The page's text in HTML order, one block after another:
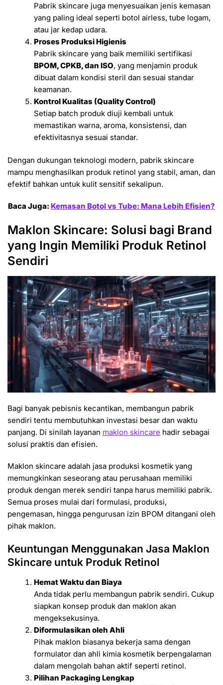
Pabrik skincare juga menyesuaikan jenis kemasan
yang paling ideal seperti botol airless, tube logam,
atau jar kedap udara.
Proses Produksi Higienis
Pabrik skincare yang baik memiliki sertifikasi
BPOM, CPKB, dan ISO, yang menjamin produk
dibuat dalam kondisi steril dan sesuai standar
keamanan.
Kontrol Kualitas (Quality Control)
Setiap batch produk diuji kembali untuk
memastikan warna, aroma, konsistensi, dan
efektivitasnya sesuai standar.
Dengan dukungan teknologi modern, pabrik skincare
mampu menghasilkan produk retinol yang stabil, aman, dan
efektif bahkan untuk kulit sensitif sekalipun.
Baca Juga: Kemasan Botol vs Tube: Mana Lebih Efisien?
Maklon Skincare: Solusi bagi Brand
yang Ingin Memiliki Produk Retinol
Sendiri
Bagi banyak pebisnis kecantikan, membangun pabrik
sendiri tentu membutuhkan investasi besar dan waktu
panjang. Di sinilah layanan maklon skincare hadir sebagai
solusi praktis dan efisien.
Maklon skincare adalah jasa produksi kosmetik yang
memungkinkan seseorang atau perusahaan memiliki
produk dengan merek sendiri tanpa harus memiliki pabrik.
Semua proses mulai dari formulasi, produksi,
pengemasan, hingga pengurusan izin BPOM ditangani oleh
pihak maklon.
Keuntungan Menggunakan Jasa Maklon
Skincare untuk Produk Retinol
Hemat Waktu dan Biaya
Anda tidak perlu membangun pabrik sendiri. Cukup
siapkan konsep produk dan maklon akan
mengeksekusinya.
Diformulasikan oleh Ahli
Pihak maklon biasanya bekerja sama dengan
formulator dan ahli kimia kosmetik berpengalaman
dalam mengolah bahan aktif seperti retinol.
Pilihan Packaging Lengkap